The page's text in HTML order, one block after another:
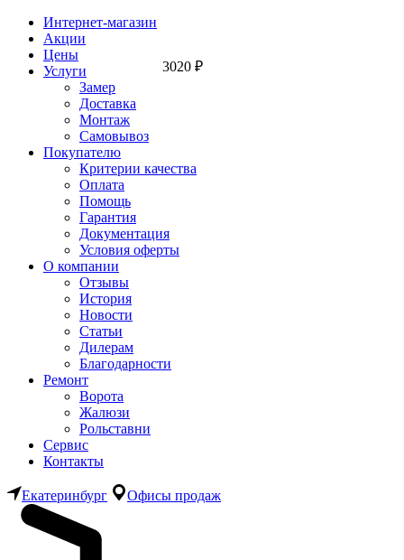
Интернет-магазин
Акции
Цены
Услуги
Замер
Доставка
Монтаж
Самовывоз
Покупателю
Критерии качества
Оплата
Помощь
Гарантия
Документация
Условия оферты
О компании
Отзывы
История
Новости
Статьи
Дилерам
Благодарности
Ремонт
Ворота
Жалюзи
Рольставни
Сервис
Контакты
Екатеринбург Офисы продаж
3020 ₽